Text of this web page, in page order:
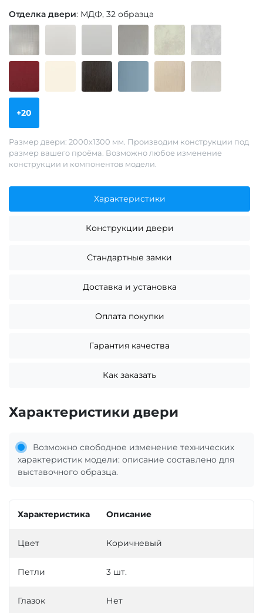
Отделка двери: МДФ, 32 образца
+20
Размер двери: 2000х1300 мм. Производим конструкции под
размер вашего проёма. Возможно любое изменение
конструкции и компонентов модели.
Характеристики
Конструкции двери
Стандартные замки
Доставка и установка
Оплата покупки
Гарантия качества
Как заказать
Характеристики двери
Возможно свободное изменение технических
характеристик модели: описание составлено для
выставочного образца.
Характеристика Описание
Цвет Коричневый
Петли 3 шт.
Глазок Нет